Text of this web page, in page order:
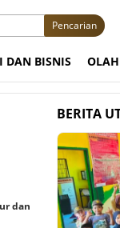
Pencarian
DAN BISNIS
dan
BERITA